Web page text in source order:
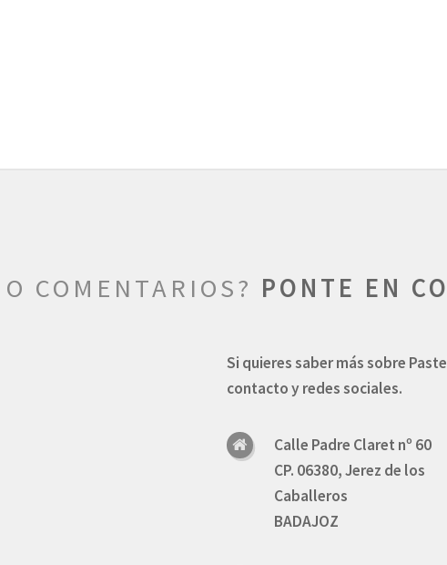
COMENTARIOS? PONTE EN
Si quieres saber más sobre
contacto y redes sociales.
Calle Padre Claret nº 60
CP. 06380, Jerez de los
Caballeros
BADAJOZ